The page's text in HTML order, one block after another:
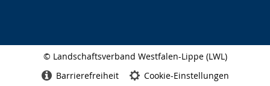
© Landschaftsverband Westfalen-Lippe (LWL)
Barrierefreiheit Cookie-Einstellungen